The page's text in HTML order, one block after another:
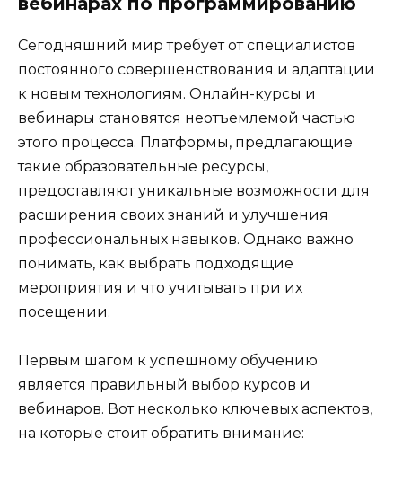
Сегодняшний мир требует от специалистов
постоянного совершенствования и адаптации
к новым технологиям. Онлайн-курсы и
вебинары становятся неотъемлемой частью
этого процесса. Платформы, предлагающие
такие образовательные ресурсы,
предоставляют уникальные возможности для
расширения своих знаний и улучшения
профессиональных навыков. Однако важно
понимать, как выбрать подходящие
мероприятия и что учитывать при их
посещении.
Первым шагом к успешному обучению
является правильный выбор курсов и
вебинаров. Вот несколько ключевых аспектов,
на которые стоит обратить внимание: